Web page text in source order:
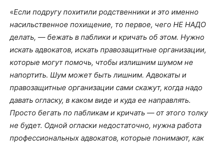
«Если подругу похитили родственники и это именно
насильственное похищение, то первое, чего НЕ НАДО
делать, — бежать в паблики и кричать об этом. Нужно
искать адвокатов, искать правозащитные организации,
которые могут помочь, чтобы излишним шумом не
напортить. Шум может быть лишним. Адвокаты и
правозащитные организации сами скажут, когда надо
давать огласку, в каком виде и куда ее направлять.
Просто бегать по пабликам и кричать — от этого толку
не будет. Одной огласки недостаточно, нужна работа
профессиональных адвокатов, которые понимают, как